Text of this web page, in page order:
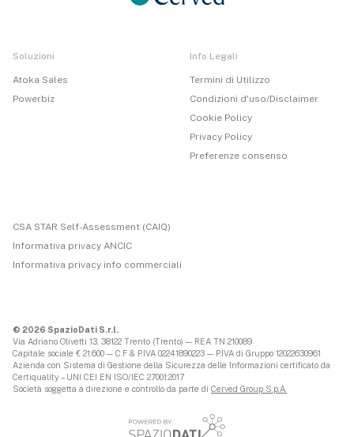
Soluzioni
Atoka Sales
Powerbiz
Info Legali
Termini di Utilizzo
Condizioni d'uso/Disclaimer
Cookie Policy
Privacy Policy
Preferenze consenso
CSA STAR Self-Assessment (CAIQ)
Informativa privacy ANCIC
Informativa privacy info commerciali
© 2026 SpazioDati S.r.l.
Via Adriano Olivetti 13, 38122 Trento (Trento) — REA TN 210089
Capitale sociale € 21.600 — C.F & P.IVA 02241890223 — P.IVA di Gruppo 12022630961
Azienda con Sistema di Gestione della Sicurezza delle Informazioni certificato da
Certiquality – UNI CEI EN ISO/IEC 27001:2017
Società soggetta a direzione e controllo da parte di Cerved Group S.p.A.